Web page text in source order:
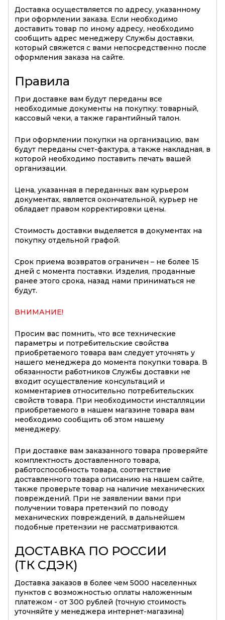
Доставка осуществляется по адресу, указанному
при оформлении заказа. Если необходимо
доставить товар по иному адресу, необходимо
сообщить адрес менеджеру Службы доставки,
который свяжется с вами непосредственно после
оформления заказа на сайте.
Правила
При доставке вам будут переданы все
необходимые документы на покупку: товарный,
кассовый чеки, а также гарантийный талон.
При оформлении покупки на организацию, вам
будут переданы счет-фактура, а также накладная, в
которой необходимо поставить печать вашей
организации.
Цена, указанная в переданных вам курьером
документах, является окончательной, курьер не
обладает правом корректировки цены.
Стоимость доставки выделяется в документах на
покупку отдельной графой.
Срок приема возвратов ограничен – не более 15
дней с момента поставки. Изделия, проданные
ранее этого срока, назад нами приниматься не
будут.
ВНИМАНИЕ!
Просим вас помнить, что все технические
параметры и потребительские свойства
приобретаемого товара вам следует уточнять у
нашего менеджера до момента покупки товара. В
обязанности работников Службы доставки не
входит осуществление консультаций и
комментариев относительно потребительских
свойств товара. При необходимости инсталляции
приобретаемого в нашем магазине товара вам
необходимо сообщить об этом нашему
менеджеру.
При доставке вам заказанного товара проверяйте
комплектность доставленного товара,
работоспособность товара, соответствие
доставленного товара описанию на нашем сайте,
также проверьте товар на наличие механических
повреждений. При не заявлении вами при
получении товара претензий по поводу
механических повреждений, в дальнейшем
подобные претензии не рассматриваются.
ДОСТАВКА ПО РОССИИ
(ТК СДЭК)
Доставка заказов в более чем 5000 населенных
пунктов с возможностью оплаты наложенным
платежом - от 300 рублей (точную стоимость
уточняйте у менеджера интернет-магазина)